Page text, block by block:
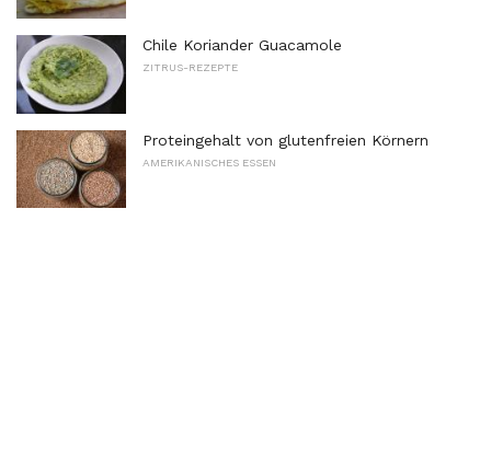
Chile Koriander Guacamole
ZITRUS-REZEPTE
Proteingehalt von glutenfreien Körnern
AMERIKANISCHES ESSEN